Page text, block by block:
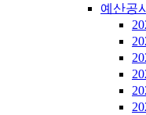
예산공시